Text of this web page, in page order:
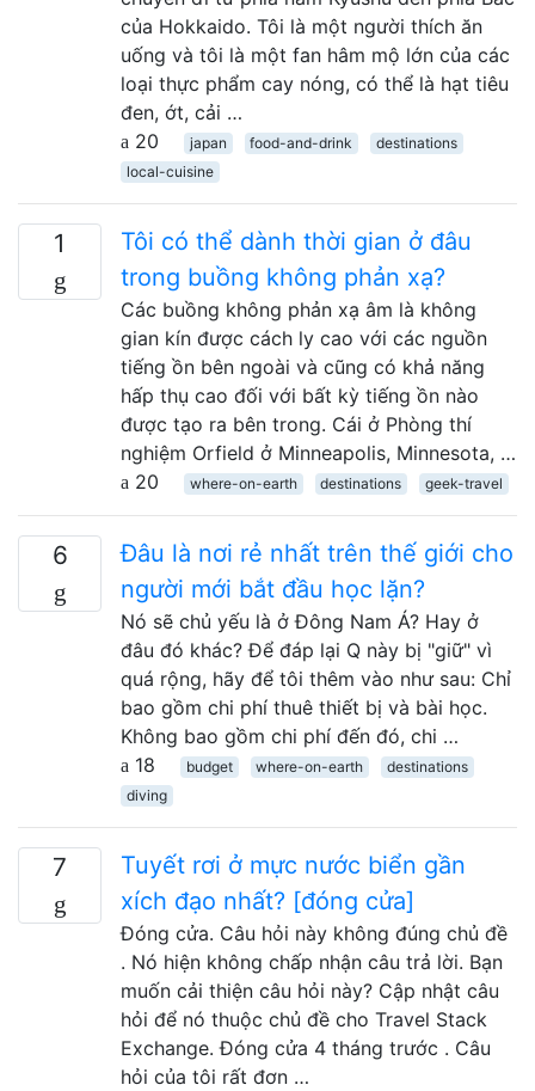
của Hokkaido. Tôi là một người thích ăn
uống và tôi là một fan hâm mộ lớn của các
loại thực phẩm cay nóng, có thể là hạt tiêu
đen, ớt, cải …
20
japan food-and-drink
destinations
local-cuisine
1
Tôi có thể dành thời gian ở đâu
trong buồng không phản xạ?
Các buồng không phản xạ âm là không
gian kín được cách ly cao với các nguồn
tiếng ồn bên ngoài và cũng có khả năng
hấp thụ cao đối với bất kỳ tiếng ồn nào
được tạo ra bên trong. Cái ở Phòng thí
nghiệm Orfield ở Minneapolis, Minnesota, …
20
where-on-earth destinations geek-travel
6
Đâu là nơi rẻ nhất trên thế giới cho
người mới bắt đầu học lặn?
Nó sẽ chủ yếu là ở Đông Nam Á? Hay ở
đâu đó khác? Để đáp lại Q này bị "giữ" vì
quá rộng, hãy để tôi thêm vào như sau: Chỉ
bao gồm chi phí thuê thiết bị và bài học.
Không bao gồm chi phí đến đó, chi …
18
budget where-on-earth
destinations
diving
7
Tuyết rơi ở mực nước biển gần
xích đạo nhất? [đóng cửa]
Đóng cửa. Câu hỏi này không đúng chủ đề
. Nó hiện không chấp nhận câu trả lời. Bạn
muốn cải thiện câu hỏi này? Cập nhật câu
hỏi để nó thuộc chủ đề cho Travel Stack
Exchange. Đóng cửa 4 tháng trước . Câu
hỏi của tôi rất đơn …